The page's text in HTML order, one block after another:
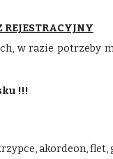
w razie
!!!
akordeon, flet,